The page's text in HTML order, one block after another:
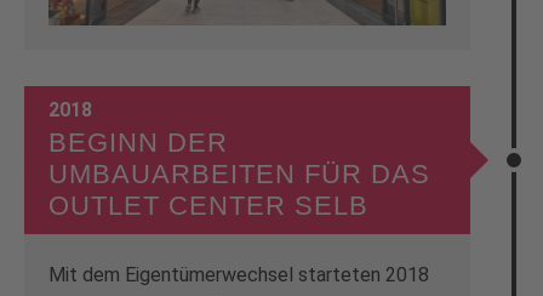
2018
BEGINN DER
UMBAUARBEITEN FÜR DAS
OUTLET CENTER SELB
Mit dem Eigentümerwechsel starteten 2018